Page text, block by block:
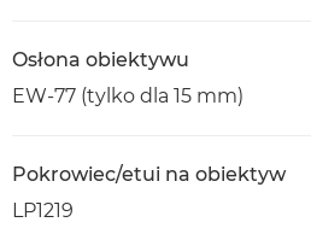
Osłona obiektywu
EW-77 (tylko dla 15 mm)
Pokrowiec/etui na obiektyw
LP1219